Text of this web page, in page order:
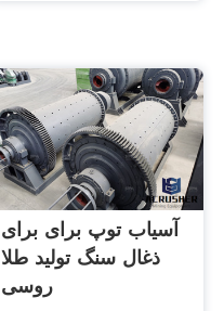
آسیاب توپ برای برای
ذغال سنگ تولید طلا
روسی